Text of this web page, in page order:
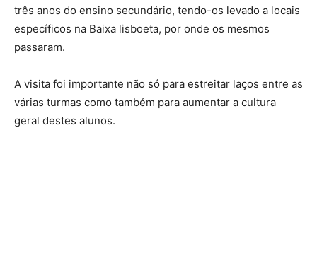
três anos do ensino secundário, tendo-os levado a locais
específicos na Baixa lisboeta, por onde os mesmos
passaram.
A visita foi importante não só para estreitar laços entre as
várias turmas como também para aumentar a cultura
geral destes alunos.